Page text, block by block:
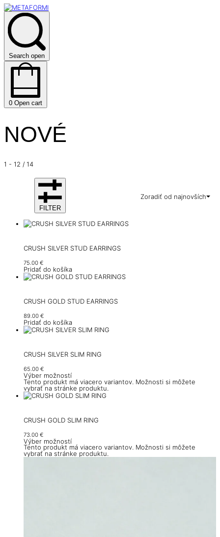
Search open
0 Open cart
NOVÉ
1 - 12 / 14
Zoradiť od najnovších
FILTER
CRUSH SILVER STUD EARRINGS
75.00 €
Pridať do košíka
CRUSH GOLD STUD EARRINGS
89.00 €
Pridať do košíka
CRUSH SILVER SLIM RING
65.00 €
Výber možností
Tento produkt má viacero variantov. Možnosti si môžete
vybrať na stránke produktu.
CRUSH GOLD SLIM RING
73.00 €
Výber možností
Tento produkt má viacero variantov. Možnosti si môžete
vybrať na stránke produktu.